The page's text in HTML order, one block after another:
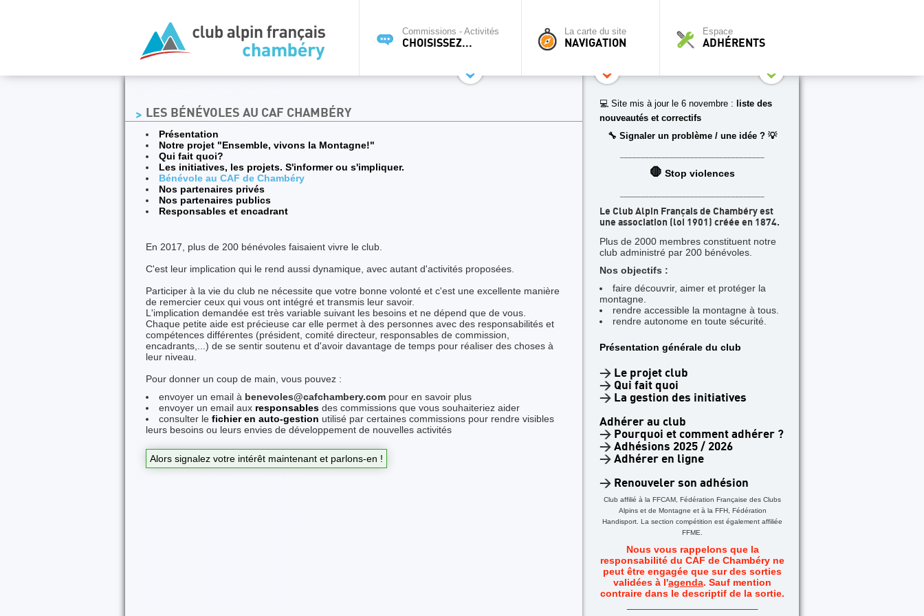
Commissions - Activités
CHOISISSEZ...
La carte du site
NAVIGATION
Espace
ADHÉRENTS
LES BÉNÉVOLES AU CAF CHAMBÉRY
Présentation
Notre projet "Ensemble, vivons la Montagne!"
Qui fait quoi?
Les initiatives, les projets. S'informer ou s'impliquer.
Bénévole au CAF de Chambéry
Nos partenaires privés
Nos partenaires publics
Responsables et encadrant
En 2017, plus de 200 bénévoles faisaient vivre le club.
C'est leur implication qui le rend aussi dynamique, avec autant d'activités proposées.
Participer à la vie du club ne nécessite que votre bonne volonté et c'est une excellente manière
de remercier ceux qui vous ont intégré et transmis leur savoir.
L'implication demandée est très variable suivant les besoins et ne dépend que de vous.
Chaque petite aide est précieuse car elle permet à des personnes avec des responsabilités et
compétences différentes (président, comité directeur, responsables de commission,
encadrants,...) de se sentir soutenu et d'avoir davantage de temps pour réaliser des choses à
leur niveau.
Pour donner un coup de main, vous pouvez :
envoyer un email à benevoles@cafchambery.com pour en savoir plus
envoyer un email aux responsables des commissions que vous souhaiteriez aider
consulter lefichier en auto-gestion utilisé par certaines commissions pour rendre visibles
leurs besoins ou leurs envies de développement de nouvelles activités
Alors signalez votre intérêt maintenant et parlons-en !
💻 Site mis à jour le 6 novembre : liste des
nouveautés et correctifs
🔧 Signaler un problème / une idée ? 💡
🛑 Stop violences
Le Club Alpin Français de Chambéry est
une association (loi 1901) créée en 1874.
Plus de 2000 membres constituent notre
club administré par 200 bénévoles.
Nos objectifs :
faire découvrir, aimer et protéger la
montagne.
rendre accessible la montagne à tous.
rendre autonome en toute sécurité.
Présentation générale du club
> Le projet club
> Qui fait quoi
> La gestion des initiatives
Adhérer au club
> Pourquoi et comment adhérer ?
> Adhésions 2025 / 2026
> Adhérer en ligne
> Renouveler son adhésion
Club affilié à la FFCAM, Fédération Française des Clubs
Alpins et de Montagne et à la FFH, Fédération
Handisport. La section compétition est également affiliée
FFME.
Nous vous rappelons que la
responsabilité du CAF de Chambéry ne
peut être engagée que sur des sorties
validées à l'agenda. Sauf mention
contraire dans le descriptif de la sortie.